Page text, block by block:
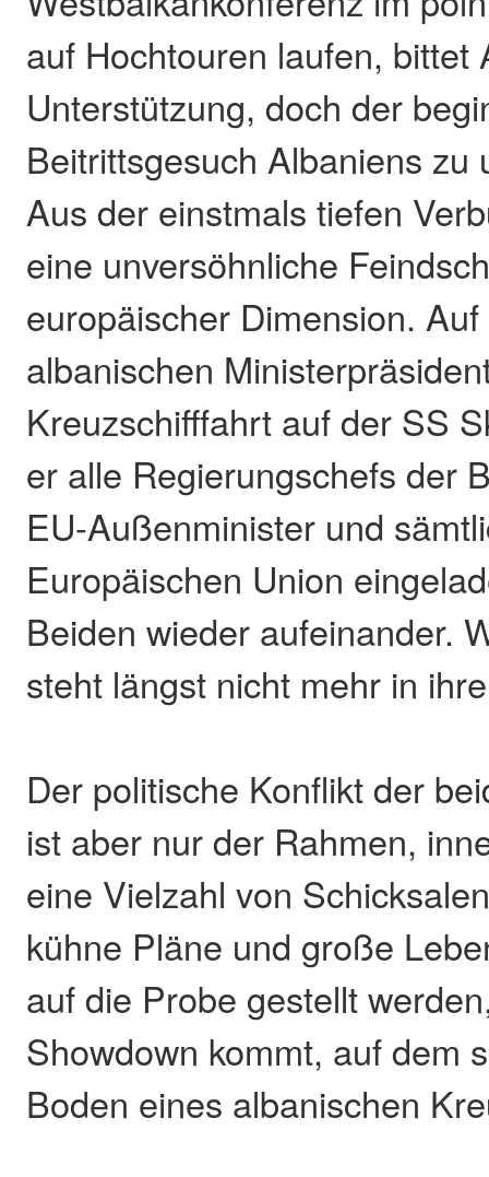
auf Hochtouren laufen, bittet
Unterstützung, doch der
Beitrittsgesuch Albaniens zu
Aus der einstmals tiefen
eine unversöhnliche
europäischer Dimension.
albanischen
Kreuzschifffahrt auf der SS
er alle Regierungschefs der
EU-Außenminister und
Europäischen Union
Beiden wieder aufeinander.
steht längst nicht mehr in
Der politische Konflikt der
ist aber nur der Rahmen,
eine Vielzahl von
kühne Pläne und große
auf die Probe gestellt
Showdown kommt, auf dem
Boden eines albanischen